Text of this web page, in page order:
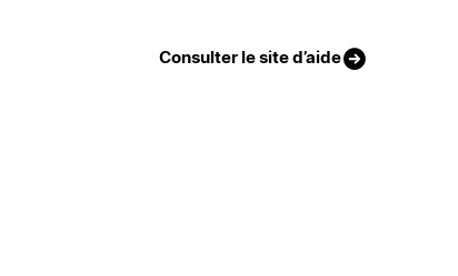
Consulter le site d’aide